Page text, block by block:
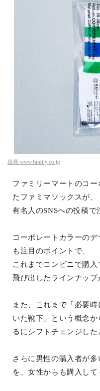
出典 www.family.co.jp
ファミリーマートのコ
たファミマソックスが、
有名人のSNSへの投稿で
コーポレートカラーの
も注目のポイントで、
これまでコンビニで購
飛び出したラインナップ
また、これまで「必要
いた靴下」という概念
るにシフトチェンジした
さらに男性の購入者が
を、女性からも購入して